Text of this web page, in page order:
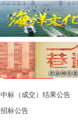
便民资讯
中标（成交）结果公告
招标公告